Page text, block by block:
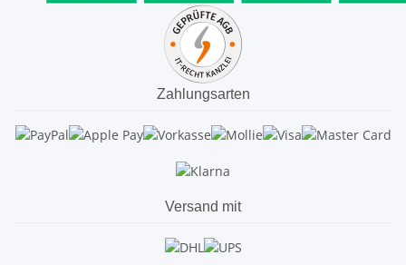
Zahlungsarten
Versand mit